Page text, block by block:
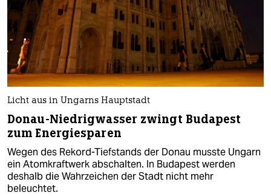
Licht aus in Ungarns Hauptstadt
Donau-Niedrigwasser zwingt Budapest
zum Energiesparen
Wegen des Rekord-Tiefstands der Donau musste Ungarn
ein Atomkraftwerk abschalten. In Budapest werden
deshalb die Wahrzeichen der Stadt nicht mehr
beleuchtet.